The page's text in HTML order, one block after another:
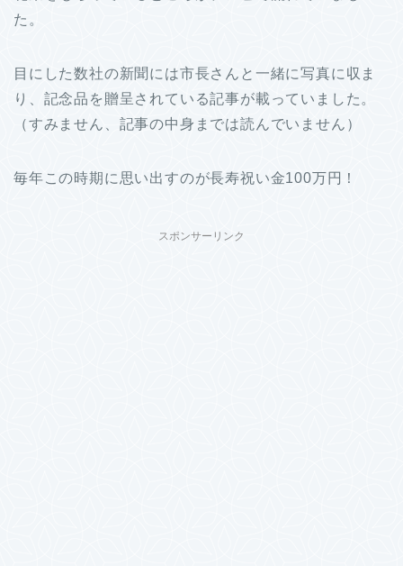
た。
目にした数社の新聞には市長さんと一緒に写真に収ま
り、記念品を贈呈されている記事が載っていました。
（すみません、記事の中身までは読んでいません）
毎年この時期に思い出すのが長寿祝い金100万円！
スポンサーリンク